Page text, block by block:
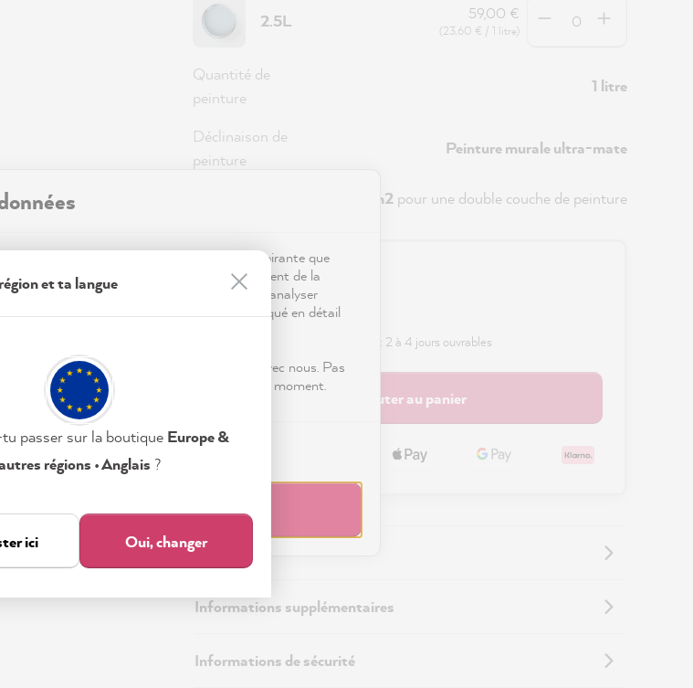
2.5L 59,00 €
(23,60 € / 1 litre)
Quantité de
peinture
1 litre
Déclinaison de
peinture
Peinture murale ultra-mate
8 m2pour une double couche de peinture
36,00 €
Prix TTC, hors frais de port
Disponible, délai de livraison : 2 à 4 jours ouvrables
Ajouter au panier
Description
Informations supplémentaires
Informations de sécurité
que ta visite sur notre site soit aussi inspirante que
Certains sont essentiels au bon fonctionnement de la
à mieux comprendre tes envies déco, à analyser
inspirations personnalisées. Tout est expliqué en détail
nous autorises à peaufiner ton expérience avec nous. Pas
ou retirer ton consentement à tout moment.
Tout accepter
et ta langue
passer sur la boutique Europe &
régions • Anglais ?
ici Oui, changer